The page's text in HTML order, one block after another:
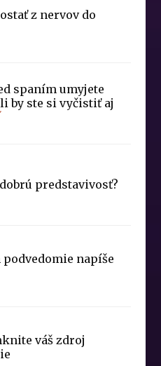
z nervov do
spaním umyjete
by ste si vyčistiť aj
predstavivosť?
podvedomie napíše
váš zdroj